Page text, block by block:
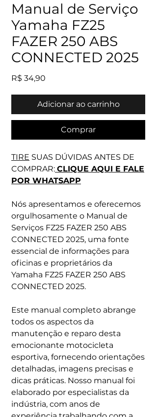
Manual de Serviço
Yamaha FZ25
FAZER 250 ABS
CONNECTED 2025
R$ 34,90
Adicionar ao carrinho
Comprar
TIRE SUAS DÚVIDAS ANTES DE
COMPRAR: CLIQUE AQUI E FALE
POR WHATSAPP
Nós apresentamos e oferecemos
orgulhosamente o Manual de
Serviços FZ25 FAZER 250 ABS
CONNECTED 2025, uma fonte
essencial de informações para
oficinas e proprietários da
Yamaha FZ25 FAZER 250 ABS
CONNECTED 2025.
Este manual completo abrange
todos os aspectos da
manutenção e reparo desta
emocionante motocicleta
esportiva, fornecendo orientações
detalhadas, imagens precisas e
dicas práticas. Nosso manual foi
elaborado por especialistas da
indústria, com anos de